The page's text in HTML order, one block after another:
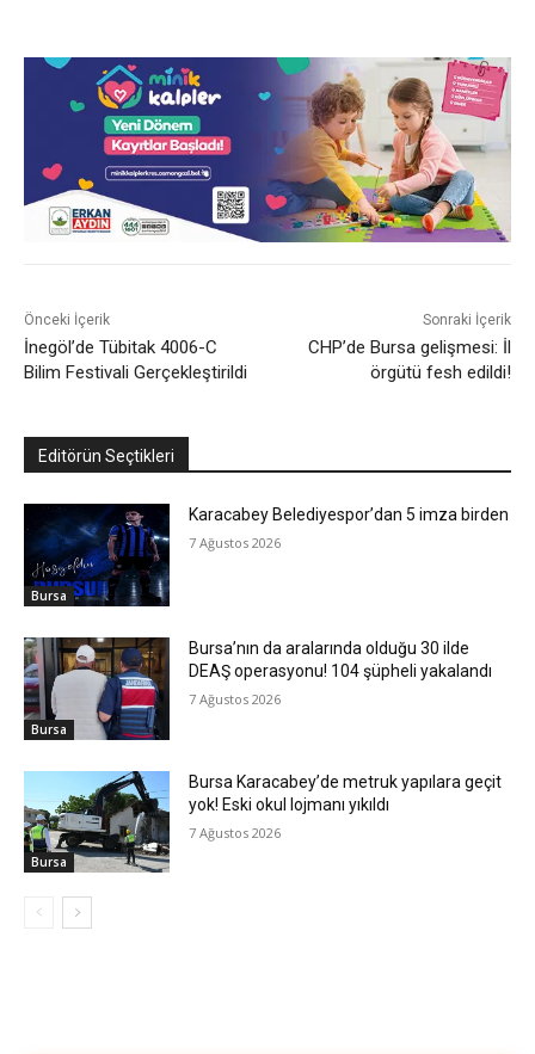
Önceki İçerik
İnegöl’de Tübitak 4006-C
Bilim Festivali Gerçekleştirildi
Sonraki İçerik
CHP’de Bursa gelişmesi: İl
örgütü fesh edildi!
Editörün Seçtikleri
Bursa
Karacabey Belediyespor’dan 5 imza birden
7 Ağustos 2026
Bursa
Bursa’nın da aralarında olduğu 30 ilde
DEAŞ operasyonu! 104 şüpheli yakalandı
7 Ağustos 2026
Bursa
Bursa Karacabey’de metruk yapılara geçit
yok! Eski okul lojmanı yıkıldı
7 Ağustos 2026